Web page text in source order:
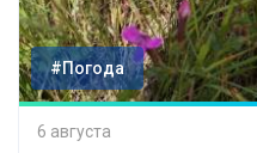
#Погода
6 августа